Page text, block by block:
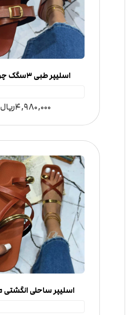
اسلیپر طبی 3سگک چرم زنانه
4,980,000ریال